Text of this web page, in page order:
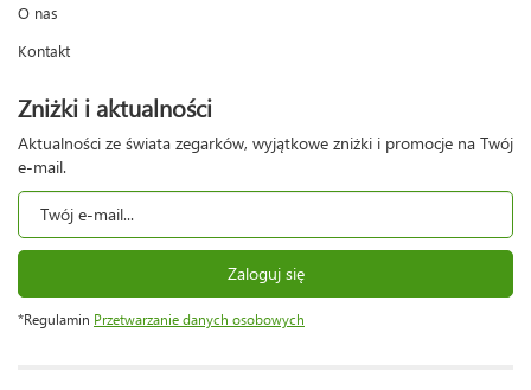
O nas
Kontakt
Zniżki i aktualności
Aktualności ze świata zegarków, wyjątkowe zniżki i promocje na Twój
e-mail.
Zaloguj się
*Regulamin Przetwarzanie danych osobowych